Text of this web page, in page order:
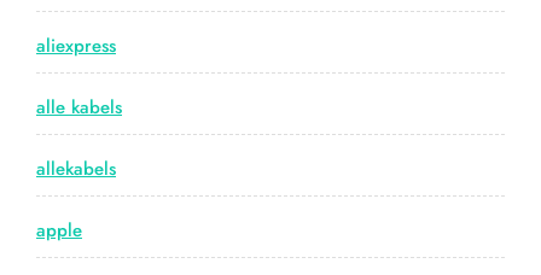
aliexpress
alle kabels
allekabels
apple